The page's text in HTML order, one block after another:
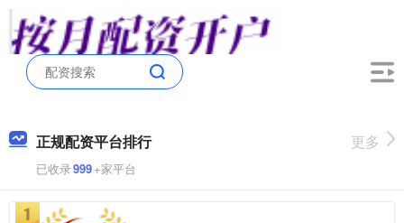
正规配资平台排行
已收录999+家平台
更多